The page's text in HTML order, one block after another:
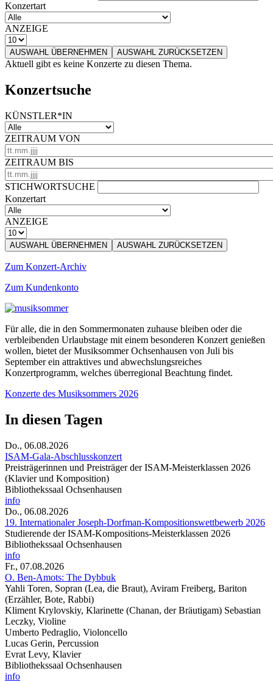
Konzertart
ANZEIGE
AUSWAHL ÜBERNEHMEN AUSWAHL ZURÜCKSETZEN
Aktuell gibt es keine Konzerte zu diesen Thema.
Konzertsuche
KÜNSTLER*IN
ZEITRAUM VON
ZEITRAUM BIS
STICHWORTSUCHE
Konzertart
ANZEIGE
AUSWAHL ÜBERNEHMEN AUSWAHL ZURÜCKSETZEN
Zum Konzert-Archiv
Zum Kundenkonto
Für alle, die in den Sommermonaten zuhause bleiben oder die
verbleibenden Urlaubstage mit einem besonderen Konzert genießen
wollen, bietet der Musiksommer Ochsenhausen von Juli bis
September ein attraktives und abwechslungsreiches
Konzertprogramm, welches überregional Beachtung findet.
Konzerte des Musiksommers 2026
In diesen Tagen
Do., 06.08.2026
ISAM-Gala-Abschlusskonzert
Preisträgerinnen und Preisträger der ISAM-Meisterklassen 2026
(Klavier und Komposition)
Bibliothekssaal Ochsenhausen
info
Do., 06.08.2026
19. Internationaler Joseph-Dorfman-Kompositionswettbewerb 2026
Studierende der ISAM-Kompositions-Meisterklassen 2026
Bibliothekssaal Ochsenhausen
info
Fr., 07.08.2026
O. Ben-Amots: The Dybbuk
Yahli Toren, Sopran (Lea, die Braut), Aviram Freiberg, Bariton
(Erzähler, Bote, Rabbi)
Kliment Krylovskiy, Klarinette (Chanan, der Bräutigam) Sebastian
Leczky, Violine
Umberto Pedraglio, Violoncello
Lucas Gerin, Percussion
Evrat Levy, Klavier
Bibliothekssaal Ochsenhausen
info